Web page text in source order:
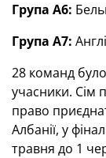
Група А6:
Група А7:
28 команд
учасники. Сім
право
Албанії, у
травня до 1